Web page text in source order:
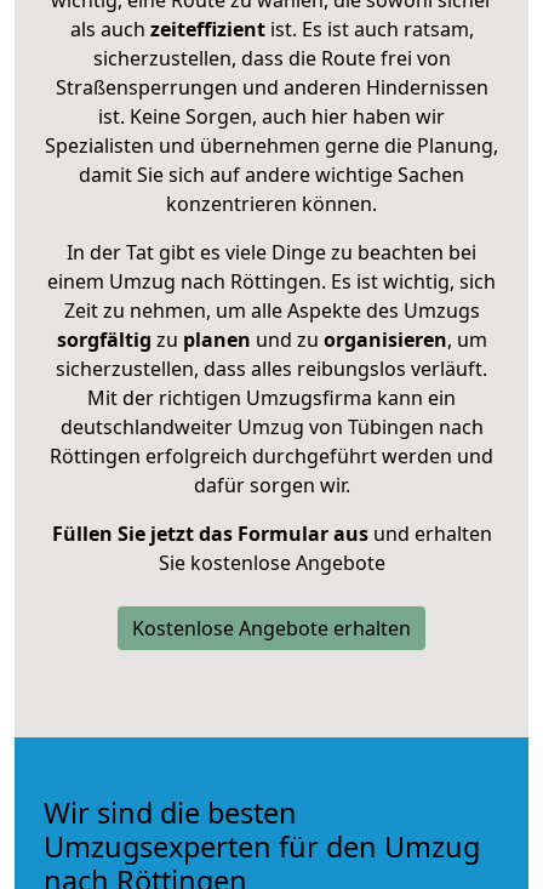
als auch zeiteffizientist. Es ist auch ratsam,
sicherzustellen, dass die Route frei von
Straßensperrungen und anderen Hindernissen
ist. Keine Sorgen, auch hier haben wir
Spezialisten und übernehmen gerne die Planung,
damit Sie sich auf andere wichtige Sachen
konzentrieren können.
In der Tat gibt es viele Dinge zu beachten bei
einem Umzug nach Röttingen. Es ist wichtig, sich
Zeit zu nehmen, um alle Aspekte des Umzugs
sorgfältig zu planen und zu organisieren, um
sicherzustellen, dass alles reibungslos verläuft.
Mit der richtigen Umzugsfirma kann ein
deutschlandweiter Umzug von Tübingen nach
Röttingen erfolgreich durchgeführt werden und
dafür sorgen wir.
Füllen Sie jetzt das Formular ausund erhalten
Sie kostenlose Angebote
Kostenlose Angebote erhalten
Wir sind die besten
Umzugsexperten für den Umzug
nach Röttingen